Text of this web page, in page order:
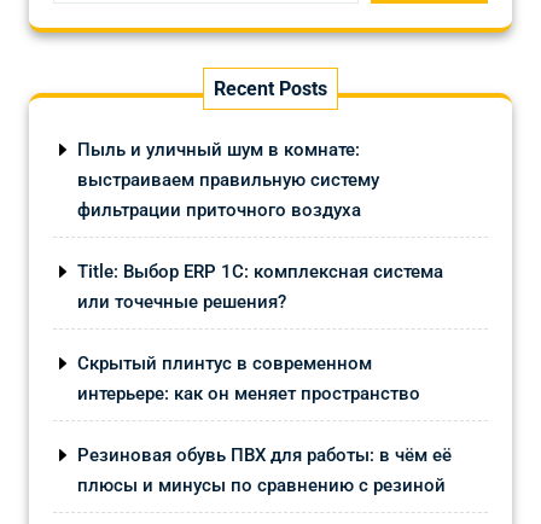
Recent Posts
Пыль и уличный шум в комнате:
выстраиваем правильную систему
фильтрации приточного воздуха
Title: Выбор ERP 1С: комплексная система
или точечные решения?
Скрытый плинтус в современном
интерьере: как он меняет пространство
Резиновая обувь ПВХ для работы: в чём её
плюсы и минусы по сравнению с резиной